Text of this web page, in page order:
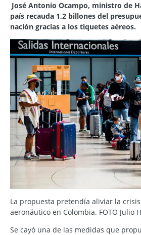
José Antonio Ocampo, ministro de
país recauda 1,2 billones del
nación gracias a los tiquetes aéreos.
La propuesta pretendía aliviar la
aeronáutico en Colombia. FOTO Julio
Se cayó una de las medidas que